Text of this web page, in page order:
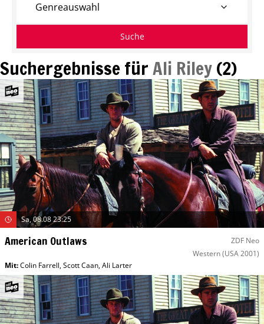
Suchergebnisse fürAli Riley(2)
Sa, 08.08 23:25
American Outlaws
ZDF Neo
Western(USA 2001)
Mit:Colin Farrell,Scott Caan,Ali Larter
Genreauswahl
Suche